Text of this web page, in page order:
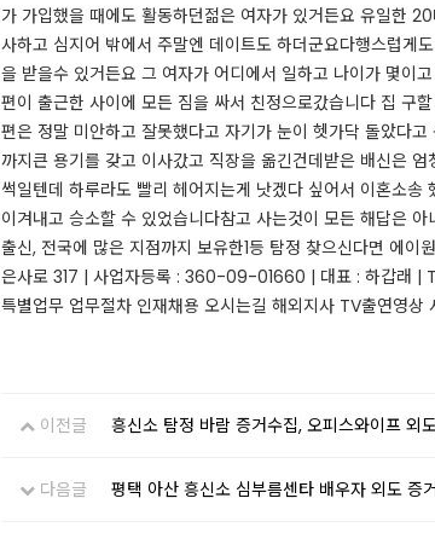
가 가입했을 때에도 활동하던젊은 여자가 있거든요 유일한
사하고 심지어 밖에서 주말엔 데이트도 하더군요​​​​​다행스럽게
을 받을수 있거든요 그 여자가 어디에서 일하고 나이가 몇이
편이 출근한 사이에 모든 짐을 싸서 친정으로갔습니다 집 구
편은 정말 미안하고 잘못했다고 자기가 눈이 헷가닥 돌았다
까지큰 용기를 갖고 이사갔고 직장을 옮긴건데받은 배신은
썩일텐데 하루라도 빨리 헤어지는게 낫겠다 싶어서 이혼소
이겨내고 승소할 수 있었습니다참고 사는것이 모든 해답은
출신, 전국에 많은 지점까지 보유한1등 탐정 찾으신다면 에
은사로 317 | 사업자등록 : 360-09-01660 | 대표 : 하갑래
특별업무 업무절차 인재채용 오시는길 해외지사 TV출연영
이전글 흥신소 탐정 바람 증거수집, 오피스와이프 외
다음글 평택 아산 흥신소 심부름센타 배우자 외도 증